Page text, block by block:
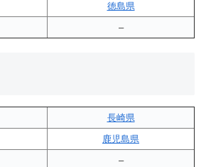
徳島県
–
長崎県
鹿児島県
–